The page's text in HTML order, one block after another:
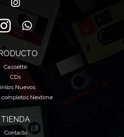
Cassette
CDs
Nuevos
completos Nextime
TIENDA
Contacto